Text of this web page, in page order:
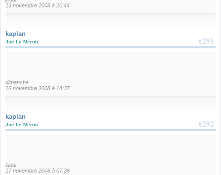
13 novembre 2008 à 20:44
kaplan
#291
Joe Le Mérou
dimanche
16 novembre 2008 à 14:37
kaplan
#292
Joe Le Mérou
lundi
17 novembre 2008 à 07:26